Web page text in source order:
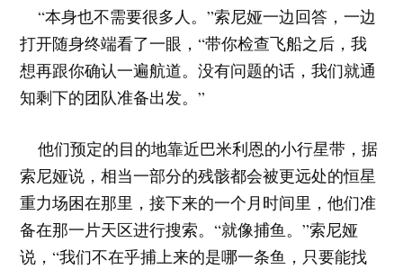
“本身也不需要很多人。”索尼娅一边回答，一边
打开随身终端看了一眼，“带你检查飞船之后，我
想再跟你确认一遍航道。没有问题的话，我们就通
知剩下的团队准备出发。”
他们预定的目的地靠近巴米利恩的小行星带，据
索尼娅说，相当一部分的残骸都会被更远处的恒星
重力场困在那里，接下来的一个月时间里，他们准
备在那一片天区进行搜索。“就像捕鱼。”索尼娅
说，“我们不在乎捕上来的是哪一条鱼，只要能找